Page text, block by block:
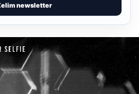
newsletter